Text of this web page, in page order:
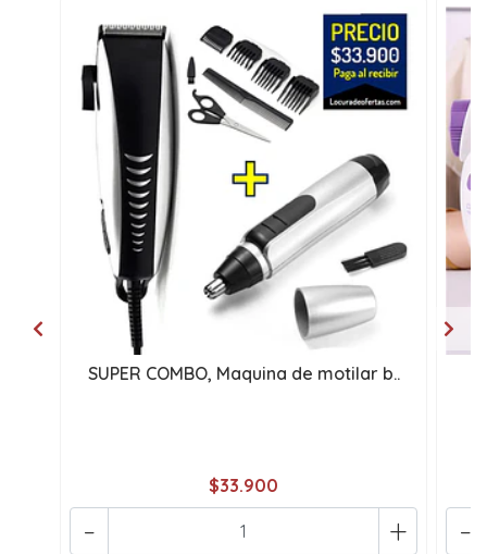
SUPER COMBO, Maquina de motilar b..
$33.900
+
- -